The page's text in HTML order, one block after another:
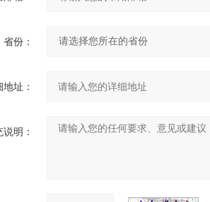
省份：
址：
明：